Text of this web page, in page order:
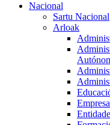
Nacional
Sartu Nacional
Arloak